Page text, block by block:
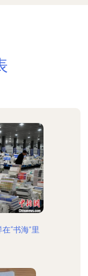
“书海”里